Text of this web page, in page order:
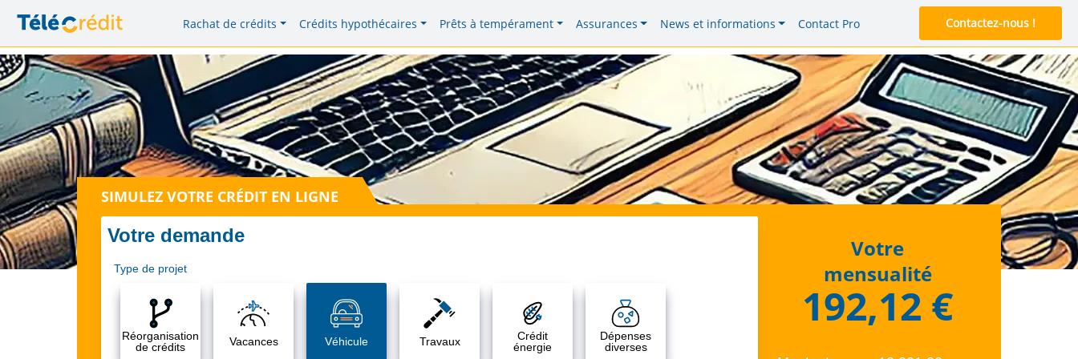
Rachat de crédits Crédits hypothécaires Prêts à tempérament Assurances News et informations Contact Pro Contactez-nous !
SIMULEZ VOTRE CRÉDIT EN LIGNE
Votre demande
Type de projet
Réorganisation
de crédits
Vacances Véhicule Travaux
Crédit
énergie
Dépenses
diverses
Votre
mensualité
192,12 €